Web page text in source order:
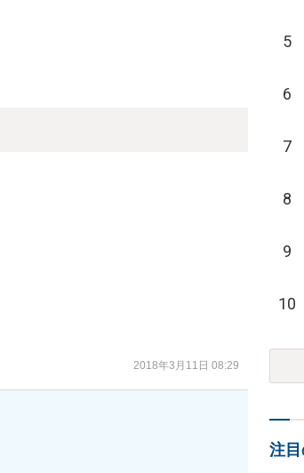
2018年3月11日 08:29
5
6
7
8
9
10
注